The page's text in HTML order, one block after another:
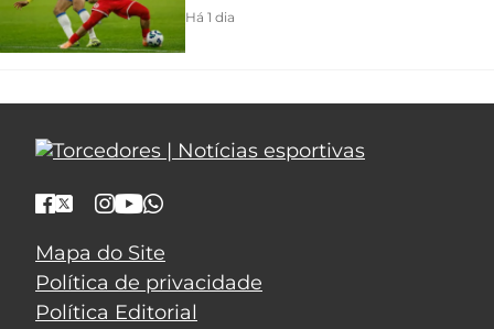
Há 1 dia
Mapa do Site
Política de privacidade
Política Editorial